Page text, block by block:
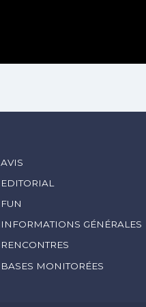
AVIS
EDITORIAL
FUN
INFORMATIONS GÉNÉRALES
RENCONTRES
BASES MONITORÉES